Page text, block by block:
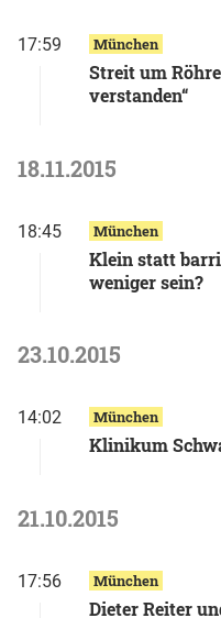
17:59 München
Streit um
verstanden“
18.11.2015
18:45 München
Klein statt
weniger sein?
23.10.2015
14:02 München
Klinikum
21.10.2015
17:56 München
Dieter Reiter